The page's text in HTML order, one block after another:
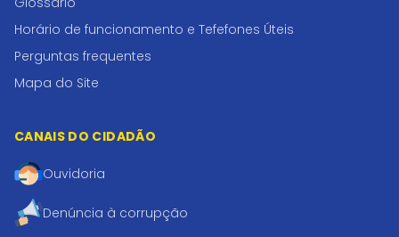
Horário de funcionamento e Tefefones Úteis
Perguntas frequentes
Mapa do Site
CANAIS DO CIDADÃO
Ouvidoria
Denúncia à corrupção